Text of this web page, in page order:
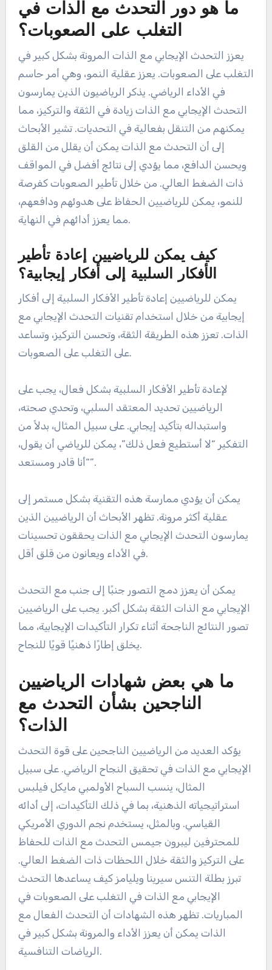
ما هو دور التحدث مع الذات في
التغلب على الصعوبات؟
يعزز التحدث الإيجابي مع الذات المرونة بشكل كبير في
التغلب على الصعوبات. يعزز عقلية النمو، وهي أمر حاسم
في الأداء الرياضي. يذكر الرياضيون الذين يمارسون
التحدث الإيجابي مع الذات زيادة في الثقة والتركيز، مما
يمكنهم من التنقل بفعالية في التحديات. تشير الأبحاث
إلى أن التحدث مع الذات يمكن أن يقلل من القلق
ويحسن الدافع، مما يؤدي إلى نتائج أفضل في المواقف
ذات الضغط العالي. من خلال تأطير الصعوبات كفرصة
للنمو، يمكن للرياضيين الحفاظ على هدوئهم ودافعهم،
مما يعزز أدائهم في النهاية.
كيف يمكن للرياضيين إعادة تأطير
الأفكار السلبية إلى أفكار إيجابية؟
يمكن للرياضيين إعادة تأطير الأفكار السلبية إلى أفكار
إيجابية من خلال استخدام تقنيات التحدث الإيجابي مع
الذات. تعزز هذه الطريقة الثقة، وتحسن التركيز، وتساعد
على التغلب على الصعوبات.
لإعادة تأطير الأفكار السلبية بشكل فعال، يجب على
الرياضيين تحديد المعتقد السلبي، وتحدي صحته،
واستبداله بتأكيد إيجابي. على سبيل المثال، بدلاً من
التفكير “لا أستطيع فعل ذلك”، يمكن للرياضي أن يقول،
“أنا قادر ومستعد”.
يمكن أن يؤدي ممارسة هذه التقنية بشكل مستمر إلى
عقلية أكثر مرونة. تظهر الأبحاث أن الرياضيين الذين
يمارسون التحدث الإيجابي مع الذات يحققون تحسينات
في الأداء ويعانون من قلق أقل.
يمكن أن يعزز دمج التصور جنبًا إلى جنب مع التحدث
الإيجابي مع الذات الثقة بشكل أكبر. يجب على الرياضيين
تصور النتائج الناجحة أثناء تكرار التأكيدات الإيجابية، مما
يخلق إطارًا ذهنيًا قويًا للنجاح.
ما هي بعض شهادات الرياضيين
الناجحين بشأن التحدث مع
الذات؟
يؤكد العديد من الرياضيين الناجحين على قوة التحدث
الإيجابي مع الذات في تحقيق النجاح الرياضي. على سبيل
المثال، ينسب السباح الأولمبي مايكل فيلبس
استراتيجياته الذهنية، بما في ذلك التأكيدات، إلى أدائه
القياسي. وبالمثل، يستخدم نجم الدوري الأمريكي
للمحترفين ليبرون جيمس التحدث مع الذات للحفاظ
على التركيز والثقة خلال اللحظات ذات الضغط العالي.
تبرز بطلة التنس سيرينا ويليامز كيف يساعدها التحدث
الإيجابي مع الذات في التغلب على الصعوبات في
المباريات. تظهر هذه الشهادات أن التحدث الفعال مع
الذات يمكن أن يعزز الأداء والمرونة بشكل كبير في
الرياضات التنافسية.